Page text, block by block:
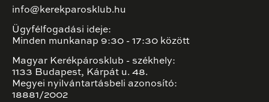
info@kerekparosklub.hu
Ügyfélfogadási ideje:
Minden munkanap 9:30 - 17:30 között
Magyar Kerékpárosklub - székhely:
1133 Budapest, Kárpát u. 48.
Megyei nyilvántartásbeli azonosító:
18881/2002